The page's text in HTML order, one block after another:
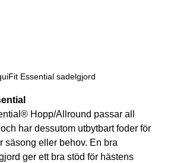
Essential sadelgjord
Hopp/Allround passar all
har dessutom utbytbart foder för
säsong eller behov. En bra
ger ett bra stöd för hästens